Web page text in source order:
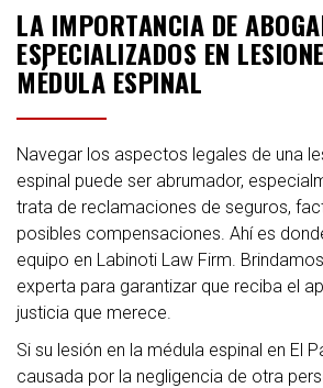
LA IMPORTANCIA DE
ESPECIALIZADOS EN
MÉDULA ESPINAL
Navegar los aspectos legales de una
espinal puede ser abrumador,
trata de reclamaciones de seguros,
posibles compensaciones. Ahí es
equipo en Labinoti Law Firm.
experta para garantizar que reciba el
justicia que merece.
Si su lesión en la médula espinal en El
causada por la negligencia de otra